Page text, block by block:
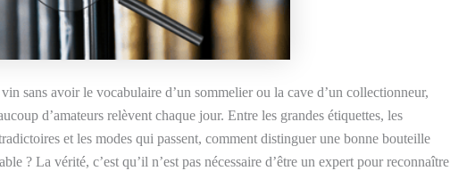
sans avoir le vocabulaire d’un sommelier ou la cave d’un collectionneur,
d’amateurs relèvent chaque jour. Entre les grandes étiquettes, les
et les modes qui passent, comment distinguer une bonne bouteille
? La vérité, c’est qu’il n’est pas nécessaire d’être un expert pour reconnaître